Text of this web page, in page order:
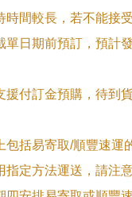
時間較長，若不能接受
單日期前預訂，預計
援付訂金預購，待到
括易寄取/順豐速運
指定方法運送，請注意